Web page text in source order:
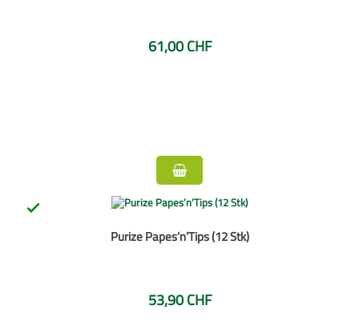
61,00 CHF

Purize Papes’n’Tips (12 Stk)
53,90 CHF